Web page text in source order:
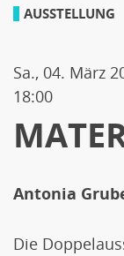
AUSSTELLUNG
Sa., 04. März
18:00
Antonia
Die